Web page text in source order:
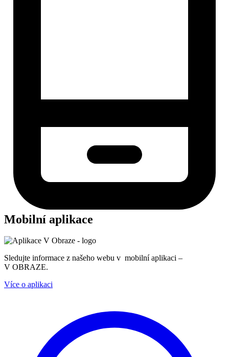
Mobilní aplikace
Sledujte informace z našeho webu v mobilní aplikaci –
V OBRAZE.
Více o aplikaci